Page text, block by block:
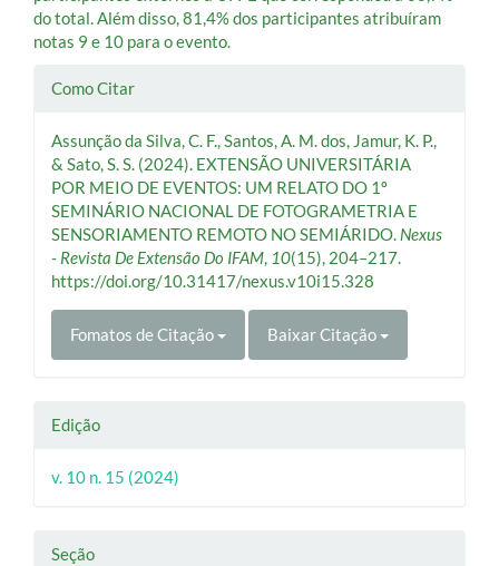
do total. Além disso, 81,4% dos participantes atribuíram
notas 9 e 10 para o evento.
Detalhes
artigo
Como Citar
Assunção da Silva, C. F., Santos, A. M. dos, Jamur, K. P.,
& Sato, S. S. (2024). EXTENSÃO UNIVERSITÁRIA
POR MEIO DE EVENTOS: UM RELATO DO 1º
SEMINÁRIO NACIONAL DE FOTOGRAMETRIA E
SENSORIAMENTO REMOTO NO SEMIÁRIDO. Nexus
- Revista De Extensão Do IFAM, 10(15), 204–217.
https://doi.org/10.31417/nexus.v10i15.328
Fomatos de Citação Baixar Citação
Edição
v. 10 n. 15 (2024)
Seção